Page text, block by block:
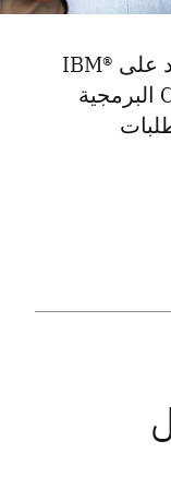
لقد شعرنا بأننا نستطيع الاعتماد على IBM®
Cloud في دعم بيئة CRM.COM البرمجية